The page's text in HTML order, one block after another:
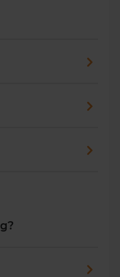
de afgelopen 12